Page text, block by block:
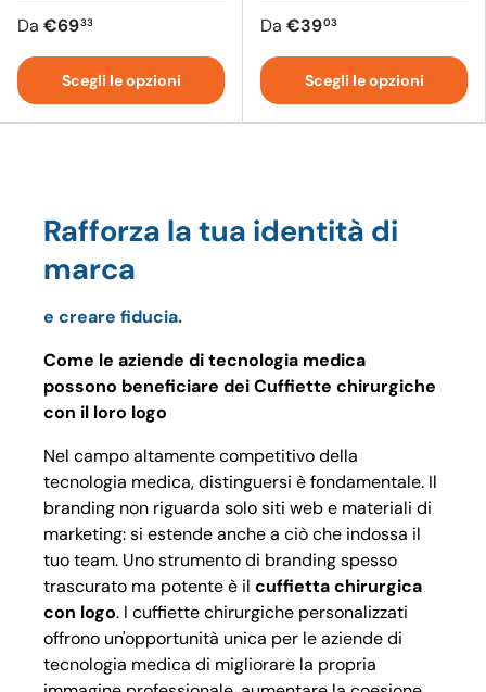
Da €6933
Scegli le opzioni
Da €3903
Scegli le opzioni
Rafforza la tua identità di
marca
e creare fiducia.
Come le aziende di tecnologia medica
possono beneficiare dei Cuffiette chirurgiche
con il loro logo
Nel campo altamente competitivo della
tecnologia medica, distinguersi è fondamentale. Il
branding non riguarda solo siti web e materiali di
marketing: si estende anche a ciò che indossa il
tuo team. Uno strumento di branding spesso
trascurato ma potente è il cuffietta chirurgica
con logo. I cuffiette chirurgiche personalizzati
offrono un'opportunità unica per le aziende di
tecnologia medica di migliorare la propria